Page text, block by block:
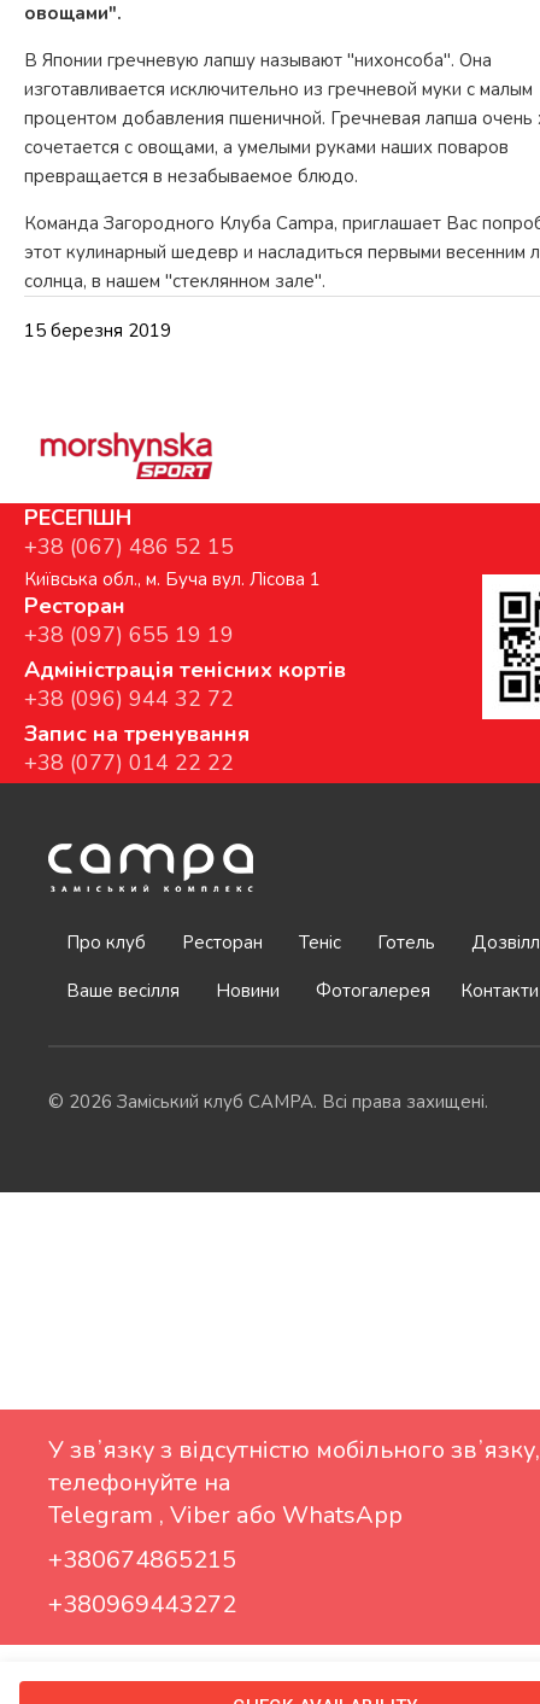
овощами".
В Японии гречневую лапшу называют "нихонсоба". Она
изготавливается исключительно из гречневoй муки с малым
процентом добавления пшеничной. Гречневая лапша
сочетается с овощами, а умелыми руками наших поваров
превращается в незабываемое блюдо.
Команда Загородного Клуба Campa, приглашает Вас
этот кулинарный шедевр и насладиться первыми весенним
солнца, в нашем "стеклянном зале".
15 березня 2019
РЕСЕПШН
+38 (067) 486 52 15
Київська обл., м. Буча вул. Лісова 1
Ресторан
+38 (097) 655 19 19
Адміністрація тенісних кортів
+38 (096) 944 32 72
Запис на тренування
+38 (077) 014 22 22
Про клуб Ресторан Теніс Готель
Ваше весілля
Новини Фотогалерея Контакти
© 2026 Заміський клуб CAMPA. Всі права захищені.
У звʼязку з відсутністю мобільного звʼязку,
телефонуйте на
Telegram , Viber або WhatsApp
+380674865215
+380969443272